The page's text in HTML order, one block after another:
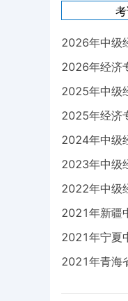
2026年中级
2026年经济
2025年中级
2025年经济
2024年中级
2023年中级
2022年中级
2021年新疆
2021年宁夏
2021年青海